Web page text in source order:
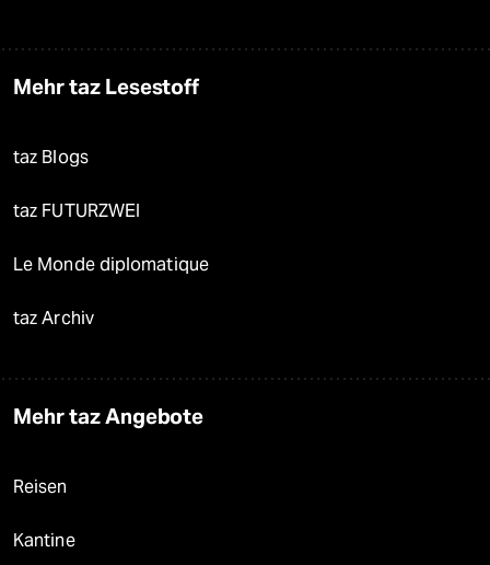
Mehr taz Lesestoff
taz Blogs
taz FUTURZWEI
Le Monde diplomatique
taz Archiv
Mehr taz Angebote
Reisen
Kantine